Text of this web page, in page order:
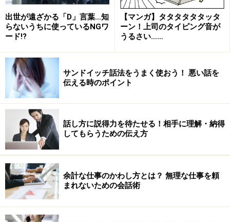
「礼儀作法・言葉遣いに関すること（48％）」
「仕事に対する姿勢や努力に関すること（45％）」
「性格や価値観に関すること（44％）」
「業務の説明の過不足に関すること（44％）」
「仕事の成績や進行スピードに関すること（41％）」
「就業時間に関すること（26％)」
なんと1位は礼儀作法と言葉遣いでした。2人に１人がイ
ラッとしたことがあるという結果ですので、「言葉遣い
くらい」とは言えないでしょう。どんな言葉遣いに注意
したらいいのか、グループインタビュー（＊2）で抽出
した具体例と、言い換えフレーズを確認しておきましょ
う。
出世が遠ざかる「D」言葉…知
らないうちに使っているNGワ
ード!?
【マンガ】タタタタタタッタ
ーン！上司のタイピング音が
うるさい……
サンドイッチ話法をうまく使おう！ 悪い話を
伝える時のポイント
話し方に説得力を待たせる！相手に理解・納得
してもらうための伝え方
余計な仕事のかわし方とは？ 無理な仕事を頼
まれないための会話術